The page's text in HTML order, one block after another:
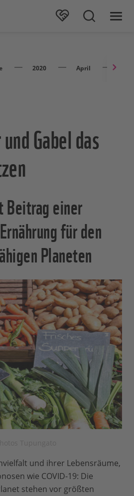
2020 April
Gabel das
einer
für den
Planeten
und ihrer Lebensräume,
wie COVID-19: Die
stehen vor größten